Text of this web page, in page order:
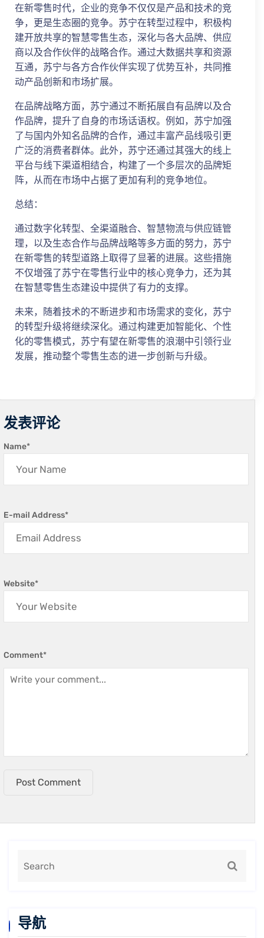
在新零售时代，企业的竞争不仅仅是产品和技术的竞
争，更是生态圈的竞争。苏宁在转型过程中，积极构
建开放共享的智慧零售生态，深化与各大品牌、供应
商以及合作伙伴的战略合作。通过大数据共享和资源
互通，苏宁与各方合作伙伴实现了优势互补，共同推
动产品创新和市场扩展。
在品牌战略方面，苏宁通过不断拓展自有品牌以及合
作品牌，提升了自身的市场话语权。例如，苏宁加强
了与国内外知名品牌的合作，通过丰富产品线吸引更
广泛的消费者群体。此外，苏宁还通过其强大的线上
平台与线下渠道相结合，构建了一个多层次的品牌矩
阵，从而在市场中占据了更加有利的竞争地位。
总结：
通过数字化转型、全渠道融合、智慧物流与供应链管
理，以及生态合作与品牌战略等多方面的努力，苏宁
在新零售的转型道路上取得了显著的进展。这些措施
不仅增强了苏宁在零售行业中的核心竞争力，还为其
在智慧零售生态建设中提供了有力的支撑。
未来，随着技术的不断进步和市场需求的变化，苏宁
的转型升级将继续深化。通过构建更加智能化、个性
化的零售模式，苏宁有望在新零售的浪潮中引领行业
发展，推动整个零售生态的进一步创新与升级。
发表评论
Name*
E-mail Address*
Website*
Comment*
Post Comment
导航